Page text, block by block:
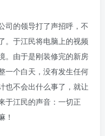
司的领导打了声招呼，不
。于江民将电脑上的视频
。由于是刚装修完的新房
一个白天，没有发生任何
也不会出什么事了，就让
于江民的声音：一切正
！